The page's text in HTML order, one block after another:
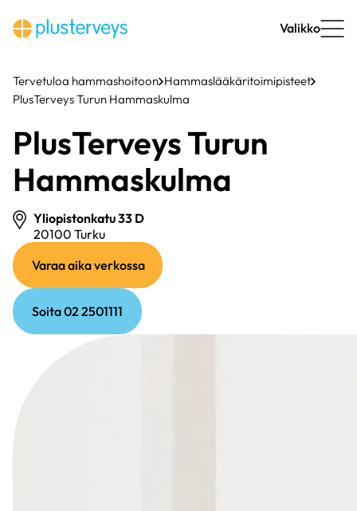
sisältöön
Valikko
Tervetuloa hammashoitoon Hammaslääkäritoimipisteet
PlusTerveys Turun Hammaskulma
PlusTerveys Turun
Hammaskulma
Yliopistonkatu 33 D
20100 Turku
linkki)
Varaa aika verkossa(ulkoinen
linkki)
Soita 02 2501111